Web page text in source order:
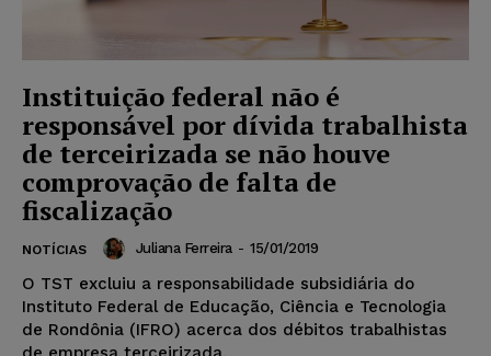
Instituição federal não é
responsável por dívida trabalhista
de terceirizada se não houve
comprovação de falta de
fiscalização
NOTÍCIAS Juliana Ferreira - 15/01/2019
O TST excluiu a responsabilidade subsidiária do
Instituto Federal de Educação, Ciência e Tecnologia
de Rondônia (IFRO) acerca dos débitos trabalhistas